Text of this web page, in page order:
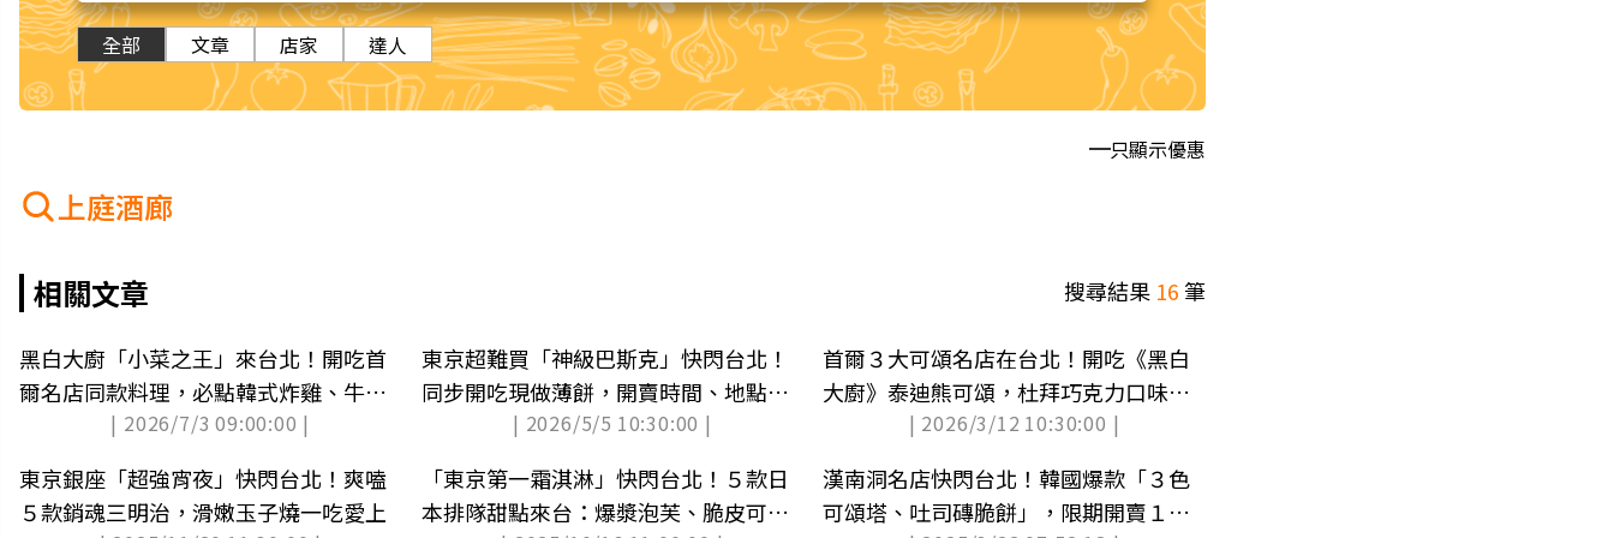
全部 文章 店家 達人
只顯示優惠
上庭酒廊
相關文章 搜尋結果 16筆
黑白大廚「小菜之王」來台北！開吃首
爾名店同款料理，必點韓式炸雞、牛肉
| 2026/7/3 09:00:00 |
東京超難買「神級巴斯克」快閃台北！
同步開吃現做薄餅，開賣時間、地點整
| 2026/5/5 10:30:00 |
首爾３大可頌名店在台北！開吃《黑白
大廚》泰迪熊可頌，杜拜巧克力口味必
| 2026/3/12 10:30:00 |
東京銀座「超強宵夜」快閃台北！爽嗑
５款銷魂三明治，滑嫩玉子燒一吃愛上
「東京第一霜淇淋」快閃台北！５款日
本排隊甜點來台：爆漿泡芙、脆皮可麗
漢南洞名店快閃台北！韓國爆款「３色
可頌塔、吐司磚脆餅」，限期開賣１個